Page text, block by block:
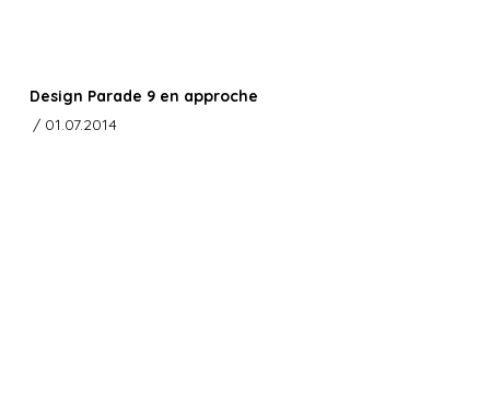
Design Parade 9 en approche
/ 01.07.2014